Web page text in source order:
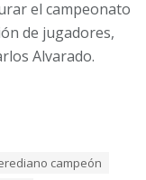
el campeonato
de jugadores,
Alvarado.
campeón